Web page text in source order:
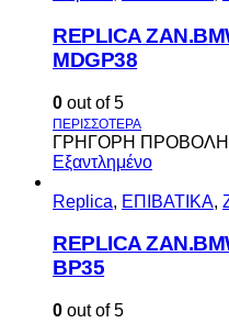
REPLICA
MDGP38
0 out of 5
ΓΡΗΓΟΡΗ ΠΡΟΒΟΛΗ
Εξαντλημένο
Replica, ΕΠΙΒΑΤΙΚΑ,
REPLICA
BP35
0 out of 5